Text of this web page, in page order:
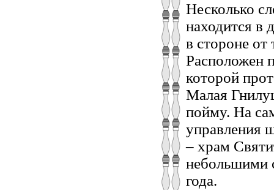
Несколько
находится в
в стороне
Расположен
которой
Малая
пойму. На
управления
– храм
небольшими
года.